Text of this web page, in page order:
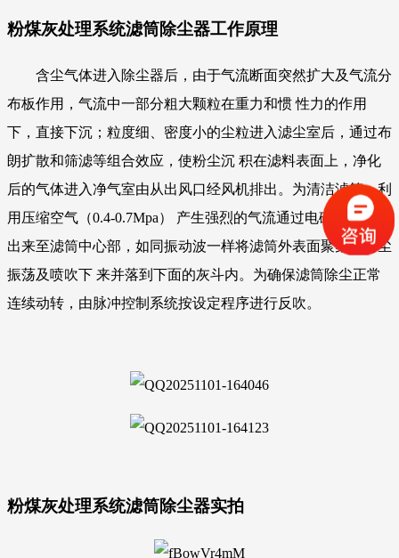
粉煤灰处理系统滤筒除尘器工作原理
含尘气体进入除尘器后，由于气流断面突然扩大及气流分
布板作用，气流中一部分粗大颗粒在重力和惯 性力的作用
下，直接下沉；粒度细、密度小的尘粒进入滤尘室后，通过布
朗扩散和筛滤等组合效应，使粉尘沉 积在滤料表面上，净化
后的气体进入净气室由从出风口经风机排出。为清洁滤筒，利
用压缩空气（0.4-0.7Mpa） 产生强烈的气流通过电磁阀门释放
出来至滤筒中心部，如同振动波一样将滤筒外表面聚集的粉尘
振荡及喷吹下 来并落到下面的灰斗内。为确保滤筒除尘正常
连续动转，由脉冲控制系统按设定程序进行反吹。
粉煤灰处理系统滤筒除尘器实拍